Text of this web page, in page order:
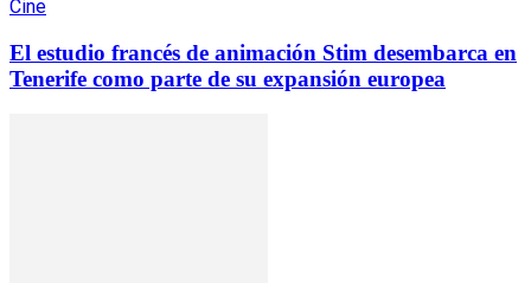
Cine
El estudio francés de animación Stim desembarca en
Tenerife como parte de su expansión europea